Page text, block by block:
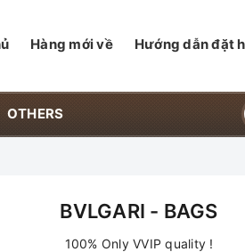
Hàng mới về Hướng dẫn đặt
OTHERS
BVLGARI - BAGS
100% Only VVIP quality !